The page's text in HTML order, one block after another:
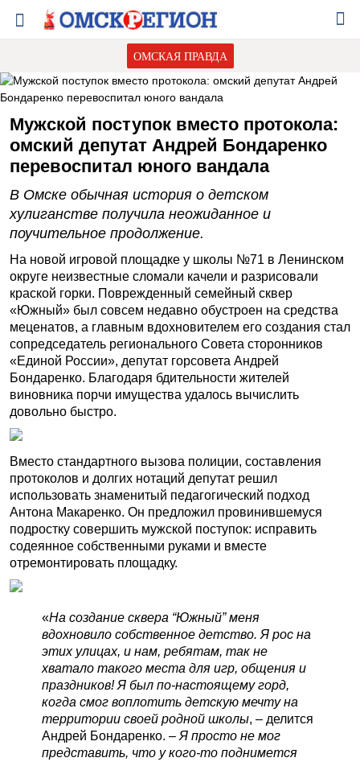
ОМСКАЯ ПРАВДА
Мужской поступок вместо протокола:
омский депутат Андрей Бондаренко
перевоспитал юного вандала
В Омске обычная история о детском
хулиганстве получила неожиданное и
поучительное продолжение.
На новой игровой площадке у школы №71 в Ленинском
округе неизвестные сломали качели и разрисовали
краской горки. Поврежденный семейный сквер
«Южный» был совсем недавно обустроен на средства
меценатов, а главным вдохновителем его создания стал
сопредседатель регионального Совета сторонников
«Единой России», депутат горсовета Андрей
Бондаренко. Благодаря бдительности жителей
виновника порчи имущества удалось вычислить
довольно быстро.
Вместо стандартного вызова полиции, составления
протоколов и долгих нотаций депутат решил
использовать знаменитый педагогический подход
Антона Макаренко. Он предложил провинившемуся
подростку совершить мужской поступок: исправить
содеянное собственными руками и вместе
отремонтировать площадку.
«На создание сквера “Южный” меня
вдохновило собственное детство. Я рос на
этих улицах, и нам, ребятам, так не
хватало такого места для игр, общения и
праздников! Я был по-настоящему горд,
когда смог воплотить детскую мечту на
территории своей родной школы, – делится
Андрей Бондаренко. – Я просто не мог
представить, что у кого-то поднимется